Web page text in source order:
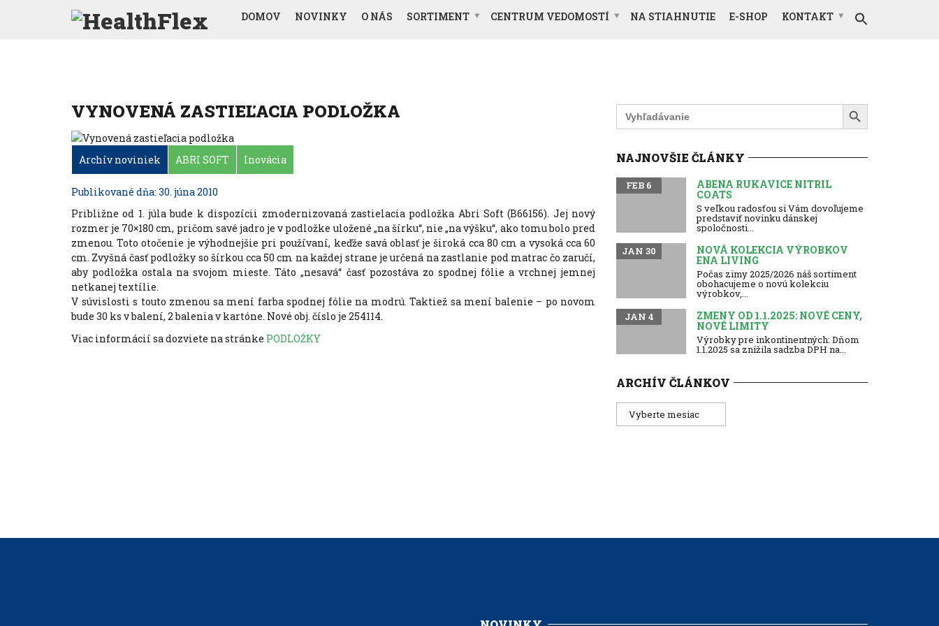
DOMOV NOVINKY O NÁS SORTIMENT CENTRUM VEDOMOSTÍ NA STIAHNUTIE E-SHOP KONTAKT
VYNOVENÁ ZASTIEĽACIA PODLOŽKA
Archív noviniek ABRI SOFT Inovácia
Publikované dňa: 30. júna 2010
Približne od 1. júla bude k dispozícii zmodernizovaná zastielacia podložka Abri Soft (B66156). Jej nový
rozmer je 70×180 cm, pričom savé jadro je v podložke uložené „na šírku“, nie „na výšku“, ako tomu bolo pred
zmenou. Toto otočenie je výhodnejšie pri používaní, keďže savá oblasť je široká cca 80 cm a vysoká cca 60
cm. Zvyšná časť podložky so šírkou cca 50 cm na každej strane je určená na zastlanie pod matrac čo zaručí,
aby podložka ostala na svojom mieste. Táto „nesavá“ časť pozostáva zo spodnej fólie a vrchnej jemnej
netkanej textílie.
V súvislosti s touto zmenou sa mení farba spodnej fólie na modrú. Taktiež sa mení balenie – po novom
bude 30 ks v balení, 2 balenia v kartóne. Nové obj. číslo je 254114.
Viac informácií sa dozviete na stránke PODLOŽKY
Search
for:
Search Button
NAJNOVŠIE ČLÁNKY
ABENA RUKAVICE NITRIL
COATS
FEB 6
S veľkou radosťou si Vám dovoľujeme
predstaviť novinku dánskej
spoločnosti...
NOVÁ KOLEKCIA VÝROBKOV
ENA LIVING
JAN 30
Počas zimy 2025/2026 náš sortiment
obohacujeme o novú kolekciu
výrobkov,...
ZMENY OD 1.1.2025: NOVÉ CENY,
NOVÉ LIMITY
JAN 4
Výrobky pre inkontinentných: Dňom
1.1.2025 sa znížila sadzba DPH na...
ARCHÍV ČLÁNKOV
Archív
článkov